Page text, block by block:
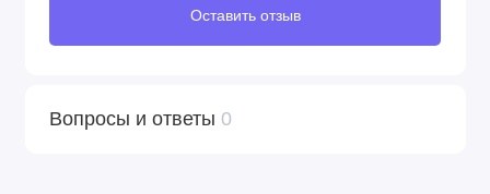
Оставить отзыв
Вопросы и ответы 0